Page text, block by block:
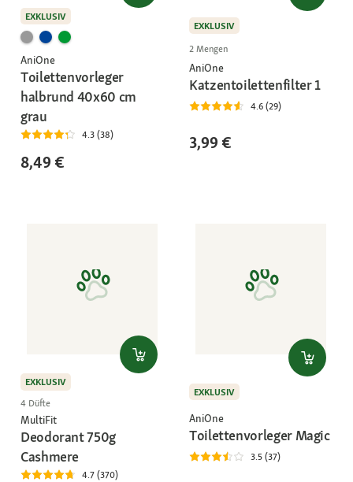
EXKLUSIV
AniOne
Toilettenvorleger
halbrund 40x60 cm
grau
4.3 (38)
8,49 €
EXKLUSIV
2 Mengen
AniOne
Katzentoilettenfilter 1
4.6 (29)
3,99 €
EXKLUSIV
4 Düfte
MultiFit
Deodorant 750g
Cashmere
4.7 (370)
EXKLUSIV
AniOne
Toilettenvorleger Magic
3.5 (37)